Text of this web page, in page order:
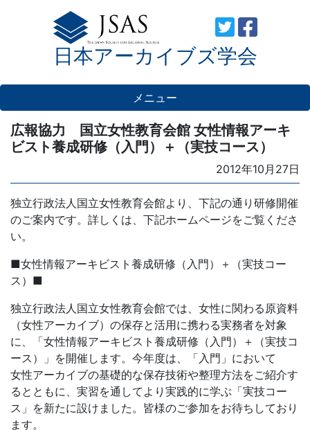
日本アーカイブズ学会
メニュー
広報協力 国立女性教育会館 女性情報アーキ
ビスト養成研修（入門）＋（実技コース）
Posted
on
2012年10月27日
独立行政法人国立女性教育会館より、下記の通り研修開催
のご案内です。詳しくは、下記ホームページをご覧くださ
い。
■女性情報アーキビスト養成研修（入門）＋（実技コー
ス）■
独立行政法人国立女性教育会館では、女性に関わる原資料
（女性アーカイブ）の保存と活用に携わる実務者を対象
に、「女性情報アーキビスト養成研修（入門）＋（実技コ
ース）」を開催します。今年度は、「入門」において
女性アーカイブの基礎的な保存技術や整理方法をご紹介す
るとともに、実習を通してより実践的に学ぶ「実技コー
ス」を新たに設けました。皆様のご参加をお待ちしており
ます。